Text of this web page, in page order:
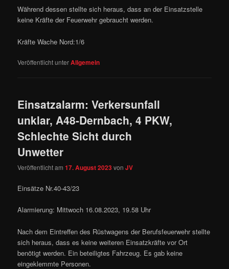
Während dessen stellte sich heraus, dass an der Einsatzstelle
keine Kräfte der Feuerwehr gebraucht werden.
Kräfte Wache Nord:1/6
Veröffentlicht unterAllgemein
Einsatzalarm: Verkersunfall
unklar, A48-Dernbach, 4 PKW,
Schlechte Sicht durch
Unwetter
Veröffentlicht am17. August 2023vonJV
Einsätze Nr.40-43/23
Alarmierung: Mittwoch 16.08.2023, 19.58 Uhr
Nach dem Eintreffen des Rüstwagens der Berufsfeuerwehr stellte
sich heraus, dass es keine weiteren Einsatzkräfte vor Ort
benötigt werden. Ein beteiligtes Fahrzeug. Es gab keine
eingeklemmte Personen.